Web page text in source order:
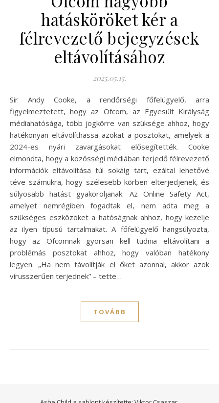
hatásköröket kér a
félrevezető bejegyzések
eltávolításához
2025.05.15.
Sir Andy Cooke, a rendőrségi főfelügyelő, arra
figyelmeztetett, hogy az Ofcom, az Egyesült Királyság
médiahatósága, több jogkörre van szüksége ahhoz, hogy
hatékonyan eltávolíthassa azokat a posztokat, amelyek a
2024-es nyári zavargásokat elősegítették. Cooke
elmondta, hogy a közösségi médiában terjedő félrevezető
információk eltávolítása túl sokáig tart, ezáltal lehetővé
téve számukra, hogy szélesebb körben elterjedjenek, és
súlyosabb hatást gyakoroljanak. Az Online Safety Act,
amelyet nemrégiben fogadtak el, nem adta meg a
szükséges eszközöket a hatóságnak ahhoz, hogy kezelje
az ilyen típusú tartalmakat. A főfelügyelő hangsúlyozta,
hogy az Ofcomnak gyorsan kell tudnia eltávolítani a
problémás posztokat ahhoz, hogy valóban hatékony
legyen. „Ha nem távolítják el őket azonnal, akkor azok
vírusszerűen terjednek” – tette…
TOVÁBB